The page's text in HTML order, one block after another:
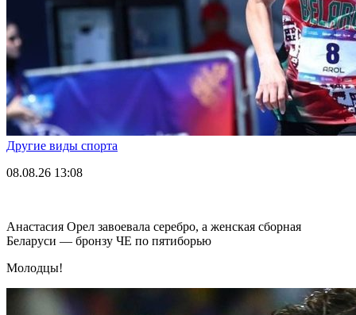
Другие виды спорта
08.08.26 13:08
Анастасия Орел завоевала серебро, а женская сборная
Беларуси — бронзу ЧЕ по пятиборью
Молодцы!